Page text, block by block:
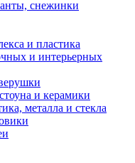
снежинки
и пластика
и интерьерных
и керамики
металла и стекла